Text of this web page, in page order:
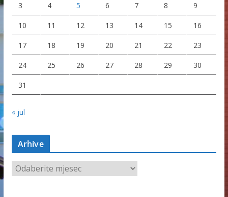
3 4 5 6 7 8 9
10 11 12 13 14 15 16
17 18 19 20 21 22 23
24 25 26 27 28 29 30
31
« jul
Arhive
A
r